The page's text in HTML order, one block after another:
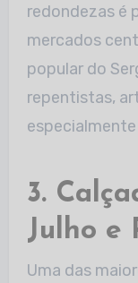
redondezas é
mercados
popular do
repentistas,
3.
Julho e
Uma das